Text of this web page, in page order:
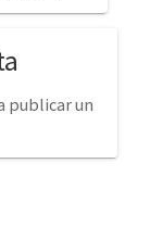
publicar un